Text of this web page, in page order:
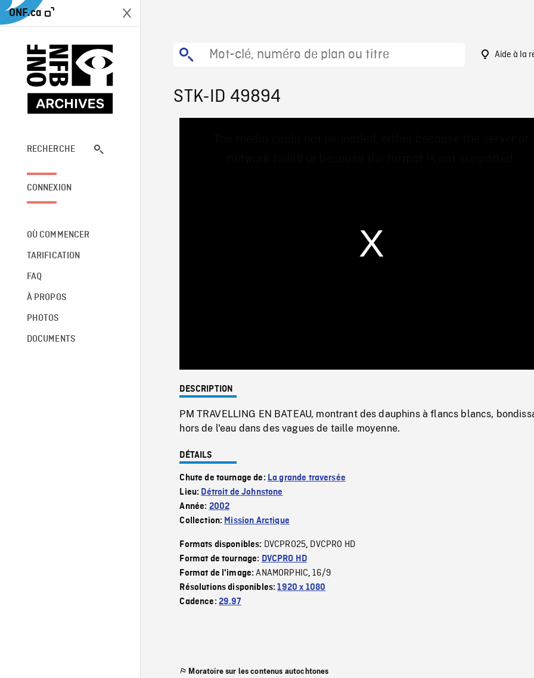
ONF.ca
RECHERCHE
CONNEXION
OÙ COMMENCER
TARIFICATION
FAQ
À PROPOS
PHOTOS
DOCUMENTS
Aide à la
STK-ID 49894
0%
DESCRIPTION
PM TRAVELLING EN BATEAU, montrant des dauphins à flancs blancs,
hors de l'eau dans des vagues de taille moyenne.
DÉTAILS
Chute de tournage de: La grande traversée
Lieu: Détroit de Johnstone
Année: 2002
Collection: Mission Arctique
Formats disponibles: DVCPRO25, DVCPRO HD
Format de tournage: DVCPRO HD
Format de l'image:ANAMORPHIC,16/9
Résolutions disponibles:1920 x 1080
Cadence: 29.97
Moratoire sur les contenus autochtones